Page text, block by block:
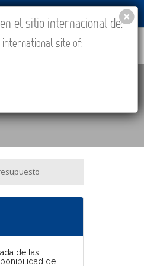
MÁS
de las
de
el sitio internacional de:
international site of: